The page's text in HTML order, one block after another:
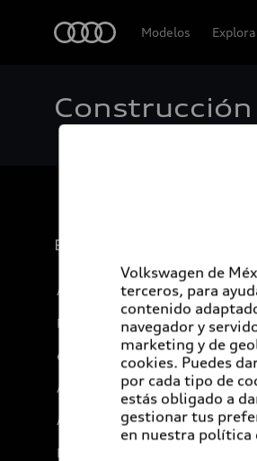
Modelos
Experiencia
Audi Sport
Promociones
e-Newsletter
Audi internacional
Audi Go Green
Próximo Destino
Volkswagen de
terceros, para
contenido
navegador y
marketing y de
cookies. Puedes
por cada tipo de
estás obligado a
gestionar tus
en nuestra política